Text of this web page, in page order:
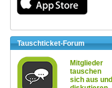
Tauschticket-Forum
Mitglieder
tauschen
sich aus und